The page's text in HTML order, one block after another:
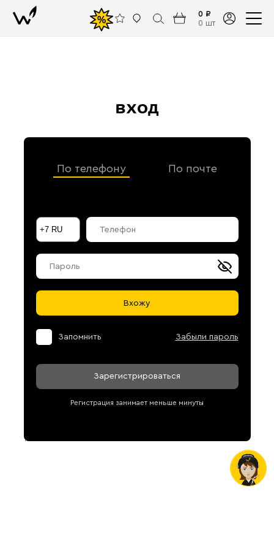
%
0 ₽
0 шт
вход
По телефону По почте
Вхожу
Запомнить Забыли пароль
Зарегистрироваться
Регистрация занимает меньше минуты